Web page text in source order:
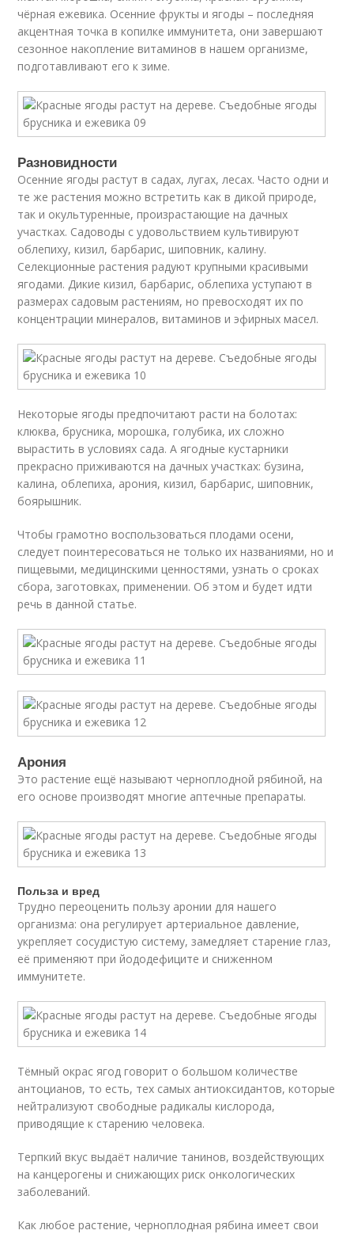
чёрная ежевика. Осенние фрукты и ягоды – последняя
акцентная точка в копилке иммунитета, они завершают
сезонное накопление витаминов в нашем организме,
подготавливают его к зиме.
Разновидности
Осенние ягоды растут в садах, лугах, лесах. Часто одни и
те же растения можно встретить как в дикой природе,
так и окультуренные, произрастающие на дачных
участках. Садоводы с удовольствием культивируют
облепиху, кизил, барбарис, шиповник, калину.
Селекционные растения радуют крупными красивыми
ягодами. Дикие кизил, барбарис, облепиха уступают в
размерах садовым растениям, но превосходят их по
концентрации минералов, витаминов и эфирных масел.
Некоторые ягоды предпочитают расти на болотах:
клюква, брусника, морошка, голубика, их сложно
вырастить в условиях сада. А ягодные кустарники
прекрасно приживаются на дачных участках: бузина,
калина, облепиха, арония, кизил, барбарис, шиповник,
боярышник.
Чтобы грамотно воспользоваться плодами осени,
следует поинтересоваться не только их названиями, но и
пищевыми, медицинскими ценностями, узнать о сроках
сбора, заготовках, применении. Об этом и будет идти
речь в данной статье.
Арония
Это растение ещё называют черноплодной рябиной, на
его основе производят многие аптечные препараты.
Польза и вред
Трудно переоценить пользу аронии для нашего
организма: она регулирует артериальное давление,
укрепляет сосудистую систему, замедляет старение глаз,
её применяют при йододефиците и сниженном
иммунитете.
Тёмный окрас ягод говорит о большом количестве
антоцианов, то есть, тех самых антиоксидантов, которые
нейтрализуют свободные радикалы кислорода,
приводящие к старению человека.
Терпкий вкус выдаёт наличие танинов, воздействующих
на канцерогены и снижающих риск онкологических
заболеваний.
Как любое растение, черноплодная рябина имеет свои